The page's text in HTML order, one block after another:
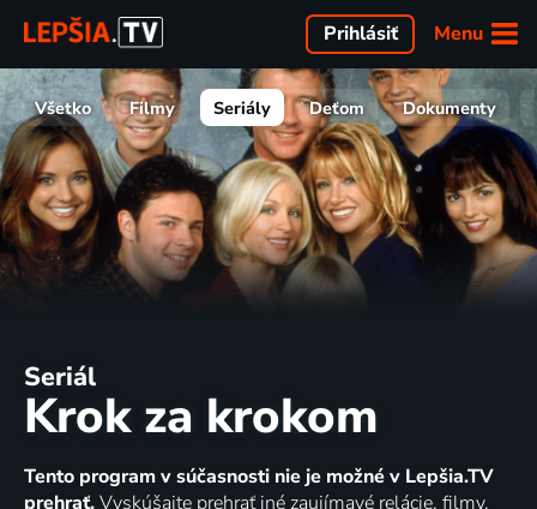
Menu
Prihlásiť
Všetko Filmy Seriály Deťom Dokumenty
Seriál
Krok za krokom
Tento program v súčasnosti nie je možné v Lepšia.TV
prehrať.Vyskúšajte prehrať iné zaujímavé relácie, filmy,